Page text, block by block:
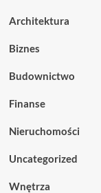
Architektura
Biznes
Budownictwo
Finanse
Nieruchomości
Uncategorized
Wnętrza